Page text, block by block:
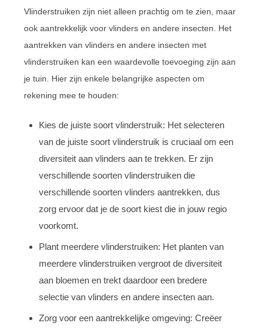
Vlinderstruiken zijn niet alleen prachtig om te zien, maar
ook aantrekkelijk voor vlinders en andere insecten. Het
aantrekken van vlinders en andere insecten met
vlinderstruiken kan een waardevolle toevoeging zijn aan
je tuin. Hier zijn enkele belangrijke aspecten om
rekening mee te houden:
Kies de juiste soort vlinderstruik: Het selecteren
van de juiste soort vlinderstruik is cruciaal om een
diversiteit aan vlinders aan te trekken. Er zijn
verschillende soorten vlinderstruiken die
verschillende soorten vlinders aantrekken, dus
zorg ervoor dat je de soort kiest die in jouw regio
voorkomt.
Plant meerdere vlinderstruiken: Het planten van
meerdere vlinderstruiken vergroot de diversiteit
aan bloemen en trekt daardoor een bredere
selectie van vlinders en andere insecten aan.
Zorg voor een aantrekkelijke omgeving: Creëer